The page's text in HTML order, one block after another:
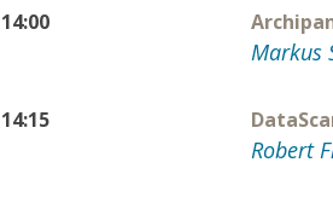
14:00
Markus
14:15
Robert